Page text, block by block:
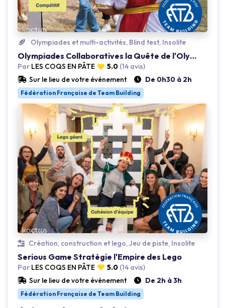
Loading...
Olympiades et multi-activités, Blind test, Insolite
Olympiades Collaboratives la Quête de l'Olympe
Par LES COQS EN PÂTE 5.0 (14 avis)
Sur le lieu de votre événement
De 0h30 à 2h
Fédération Française de Team Building
Loading...
Création, construction et lego, Jeu de piste, Insolite
Serious Game Stratégie l'Empire des Lego
Par LES COQS EN PÂTE 5.0 (14 avis)
Sur le lieu de votre événement
De 2h à 3h
Fédération Française de Team Building